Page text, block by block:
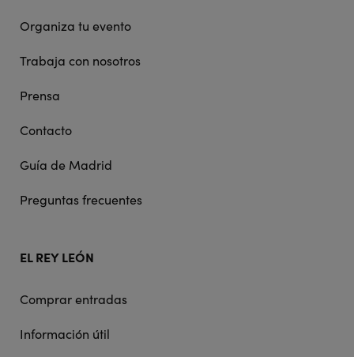
Organiza tu evento
Trabaja con nosotros
Prensa
Contacto
Guía de Madrid
Preguntas frecuentes
EL REY LEÓN
Comprar entradas
Información útil